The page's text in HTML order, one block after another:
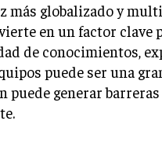
más globalizado y
en un factor clave
de conocimientos,
puede ser una
puede generar